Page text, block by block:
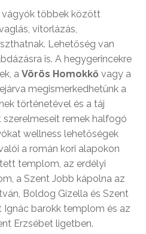
vágyók többek között
vitorlázás,
Lehetőség van
is. A hegygerincekre
a Vörös Homokkő vagy a
megismerkedhetünk a
történetével és a táj
remek halfogó
wellness lehetőségek
a román kori alapokon
templom, az erdélyi
a Szent Jobb kápolna az
Boldog Gizella és Szent
Ignác barokk templom és az
Erzsébet ligetben.